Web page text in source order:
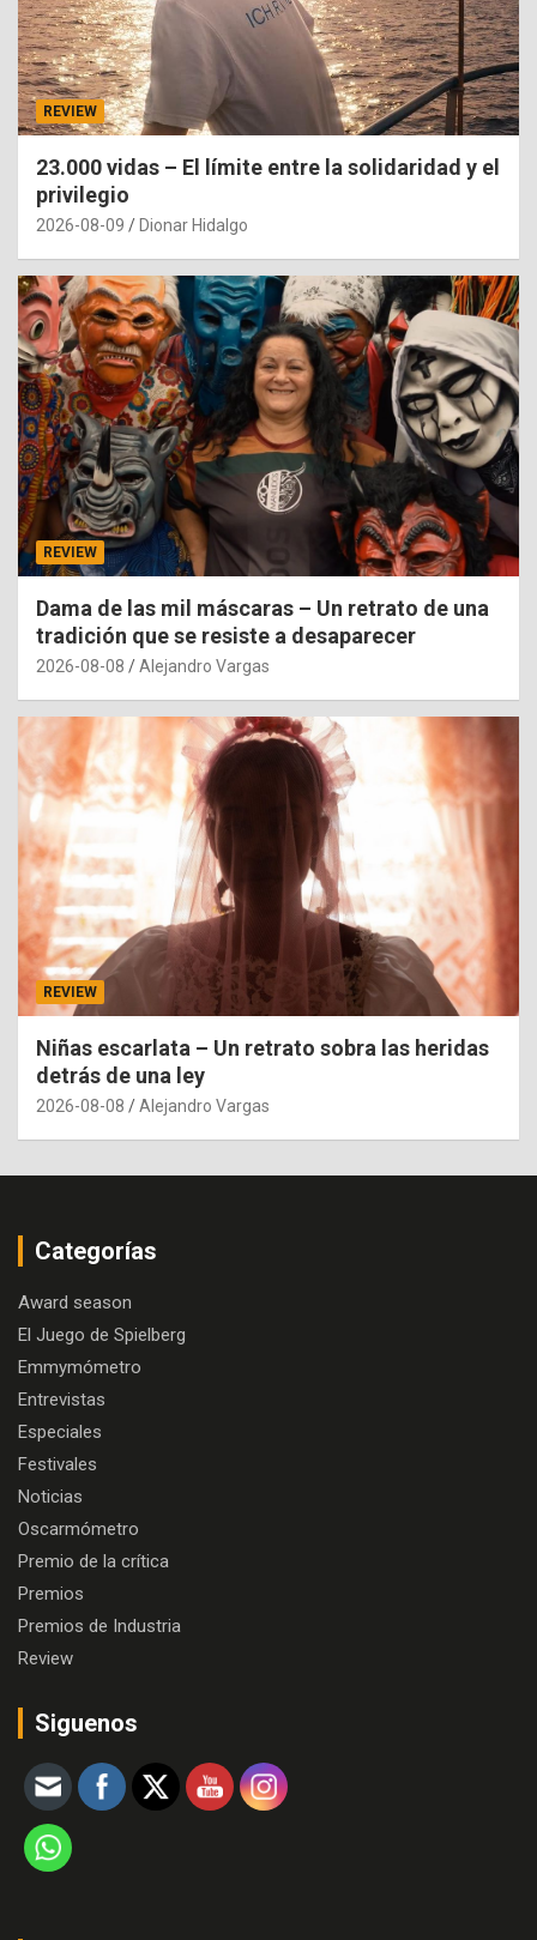
REVIEW
23.000 vidas – El límite entre la solidaridad y el
privilegio
2026-08-09 Dionar Hidalgo
REVIEW
Dama de las mil máscaras – Un retrato de una
tradición que se resiste a desaparecer
2026-08-08 Alejandro Vargas
REVIEW
Niñas escarlata – Un retrato sobra las heridas
detrás de una ley
2026-08-08 Alejandro Vargas
Categorías
Award season
El Juego de Spielberg
Emmymómetro
Entrevistas
Especiales
Festivales
Noticias
Oscarmómetro
Premio de la crítica
Premios
Premios de Industria
Review
Siguenos